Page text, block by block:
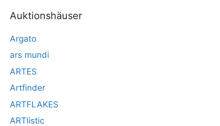
Auktionshäuser
Argato
ars mundi
ARTES
Artfinder
ARTFLAKES
ARTlistic